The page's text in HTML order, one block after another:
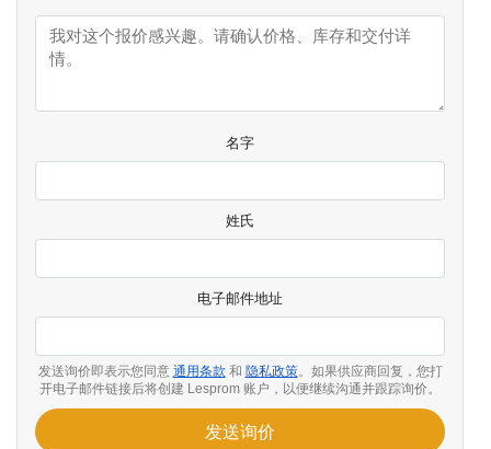
名字
姓氏
电子邮件地址
发送询价即表示您同意 通用条款 和 隐私政策。如果供应商回复，您打
开电子邮件链接后将创建 Lesprom 账户，以便继续沟通并跟踪询价。
发送询价